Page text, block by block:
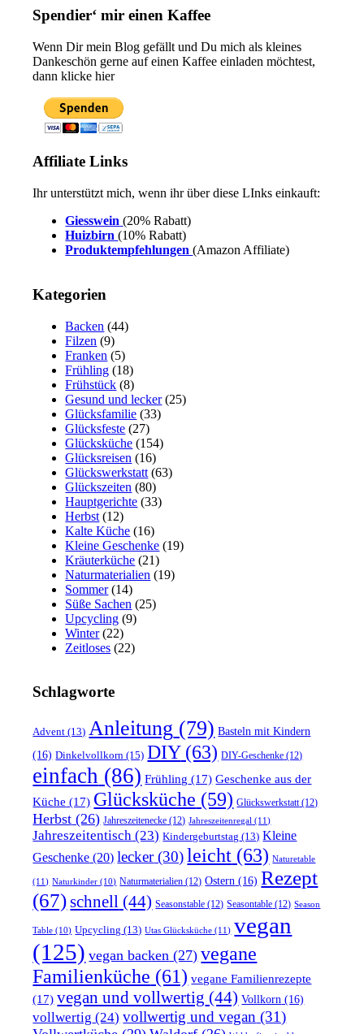
Spendier‘ mir einen Kaffee
Wenn Dir mein Blog gefällt und Du mich als kleines
Dankeschön gerne auf einen Kaffee einladen möchtest,
dann klicke hier
Affiliate Links
Ihr unterstützt mich, wenn ihr über diese LInks einkauft:
Giesswein (20% Rabatt)
Huizbirn(10% Rabatt)
Produktempfehlungen(Amazon Affiliate)
Kategorien
Backen (44)
Filzen (9)
Franken (5)
Frühling (18)
Frühstück (8)
Gesund und lecker(25)
Glücksfamilie (33)
Glücksfeste (27)
Glücksküche (154)
Glücksreisen (16)
Glückswerkstatt (63)
Glückszeiten (80)
Hauptgerichte (33)
Herbst (12)
Kalte Küche (16)
Kleine Geschenke (19)
Kräuterküche (21)
Naturmaterialien (19)
Sommer(14)
Süße Sachen (25)
Upcycling (9)
Winter(22)
Zeitloses (22)
Schlagworte
Advent (13) Anleitung (79) Basteln mit Kindern
(16) Dinkelvollkorn (15) DIY(63) DIY-Geschenke (12)
einfach (86) Frühling (17) Geschenke aus der
Küche (17) Glücksküche (59) Glückswerkstatt(12)
Herbst (26) Jahreszeitenecke (12) Jahreszeitenregal (11)
Jahreszeitentisch (23) Kindergeburtstag (13) Kleine
Geschenke (20) lecker(30) leicht (63) Naturetable
(11) Naturkinder (10) Naturmaterialien (12) Ostern (16) Rezept
(67)schnell (44) Seasonstable (12) Seasontable (12) Season
Table (10) Upcycling (13) Utas Glücksküche (11) vegan
(125) vegan backen (27) vegane
Familienküche (61) vegane Familienrezepte
(17) vegan und vollwertig (44) Vollkorn (16)
vollwertig (24) vollwertig und vegan (31)